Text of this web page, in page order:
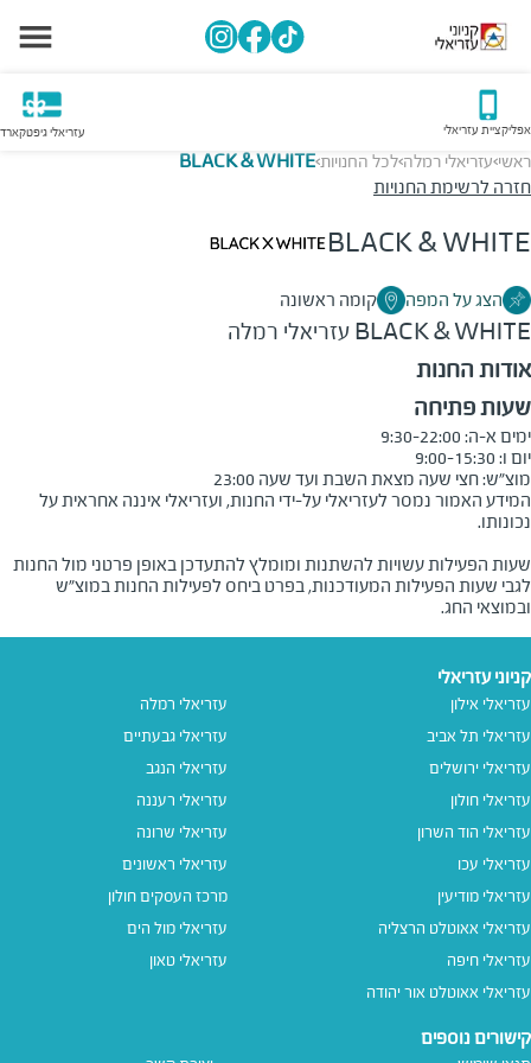
אפליקציית עזריאלי עזריאלי גיפטקארד
ראשי>עזריאלי רמלה>לכל החנויות>
BLACK & WHITE
חזרה לרשימת החנויות
BLACK & WHITE
הצג על המפה קומה ראשונה
BLACK & WHITE עזריאלי רמלה
אודות החנות
שעות פתיחה
מוצ״ש: חצי שעה מצאת השבת ועד שעה 23:00
המידע האמור נמסר לעזריאלי על-ידי החנות, ועזריאלי איננה אחראית על
שעות הפעילות עשויות להשתנות ומומלץ להתעדכן באופן פרטני מול החנות
לגבי שעות הפעילות המעודכנות, בפרט ביחס לפעילות החנות במוצ"ש
ובמוצאי החג.
קניוני עזריאלי
עזריאלי אילון
עזריאלי תל אביב
עזריאלי ירושלים
עזריאלי חולון
עזריאלי הוד השרון
עזריאלי עכו
עזריאלי מודיעין
עזריאלי אאוטלט הרצליה
עזריאלי חיפה
עזריאלי אאוטלט אור יהודה
עזריאלי רמלה
עזריאלי גבעתיים
עזריאלי הנגב
עזריאלי רעננה
עזריאלי שרונה
עזריאלי ראשונים
מרכז העסקים חולון
עזריאלי מול הים
עזריאלי טאון
קישורים נוספים